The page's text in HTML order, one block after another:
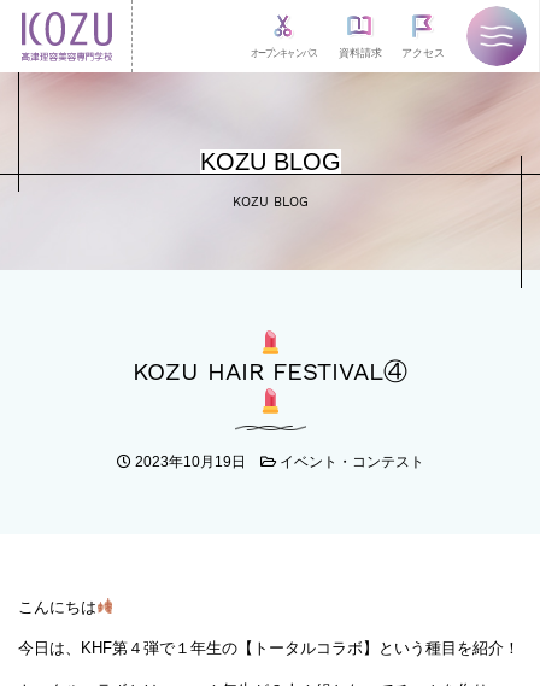
オープンキャンパス 資料請求 アクセス
KOZU BLOG
KOZU BLOG
KOZU HAIR FESTIVAL④
2023年10月19日 イベント・コンテスト
こんにちは
今日は、KHF第４弾で１年生の【トータルコラボ】という種目を紹介！